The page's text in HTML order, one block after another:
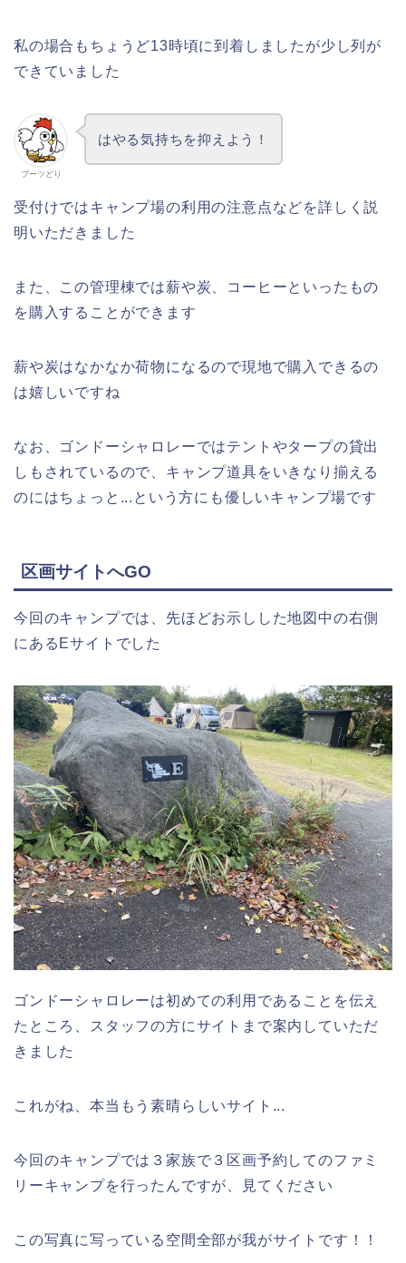
私の場合もちょうど13時頃に到着しましたが少し列が
できていました
ブーツどり
はやる気持ちを抑えよう！
受付けではキャンプ場の利用の注意点などを詳しく説
明いただきました
また、この管理棟では薪や炭、コーヒーといったもの
を購入することができます
薪や炭はなかなか荷物になるので現地で購入できるの
は嬉しいですね
なお、ゴンドーシャロレーではテントやタープの貸出
しもされているので、キャンプ道具をいきなり揃える
のにはちょっと...という方にも優しいキャンプ場です
区画サイトへGO
今回のキャンプでは、先ほどお示しした地図中の右側
にあるEサイトでした
ゴンドーシャロレーは初めての利用であることを伝え
たところ、スタッフの方にサイトまで案内していただ
きました
これがね、本当もう素晴らしいサイト...
今回のキャンプでは３家族で３区画予約してのファミ
リーキャンプを行ったんですが、見てください
この写真に写っている空間全部が我がサイトです！！